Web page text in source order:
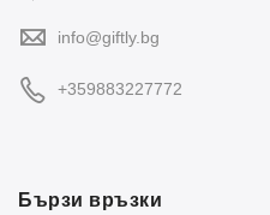
info@giftly.bg
+359883227772
Бързи връзки